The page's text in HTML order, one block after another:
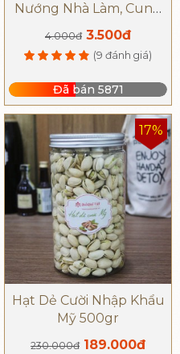
Nướng Nhà Làm, Cung
Cấp Sỉ Lẻ Bánh Tráng
Mè
4.000đ 3.500đ
(9 đánh giá)
Đã bán 5871
17%
Hạt Dẻ Cười Nhập Khẩu
Mỹ 500gr
230.000đ 189.000đ